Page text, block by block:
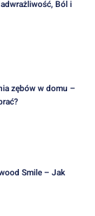
Ból i
zębów w domu –
Smile – Jak